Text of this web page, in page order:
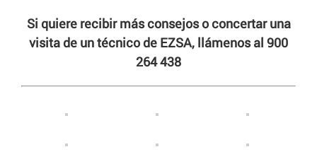
Si quiere recibir más consejos o concertar una
visita de un técnico de EZSA, llámenos al 900
264 438